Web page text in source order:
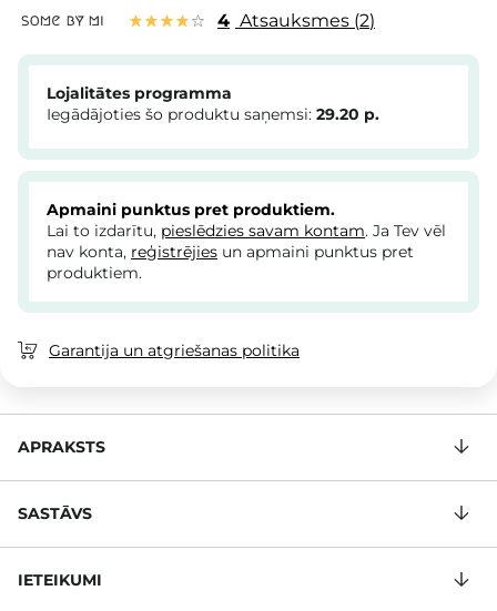
4 Atsauksmes 2
Lojalitātes programma
Iegādājoties šo produktu saņemsi: 29.20 p.
Apmaini punktus pret produktiem.
Lai to izdarītu, pieslēdzies savam kontam. Ja Tev vēl
nav konta, reģistrējies un apmaini punktus pret
produktiem.
Garantija un atgriešanas politika
APRAKSTS
SASTĀVS
IETEIKUMI